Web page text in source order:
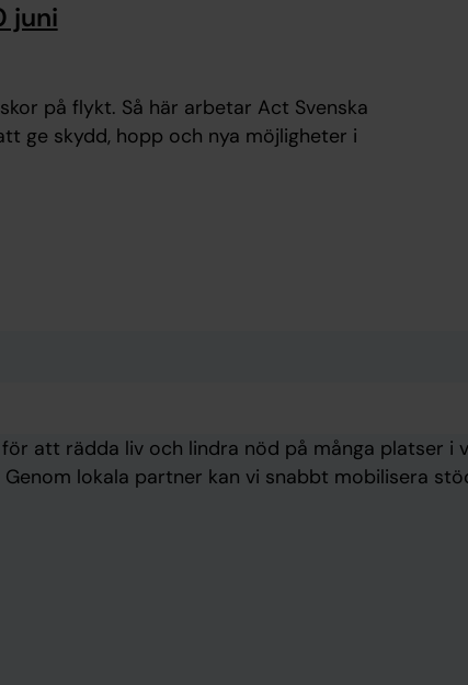
juni
på flykt. Så här arbetar Act Svenska
ge skydd, hopp och nya möjligheter i
att rädda liv och lindra nöd på många platser i
Genom lokala partner kan vi snabbt mobilisera